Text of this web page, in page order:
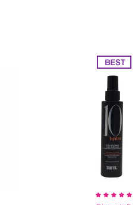
волосся
Laboratoire
для краси волосся
зволоження та блиск